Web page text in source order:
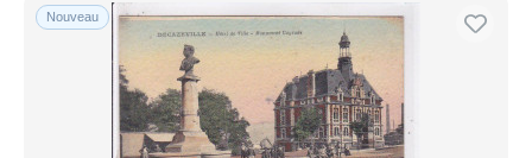
Nouveau